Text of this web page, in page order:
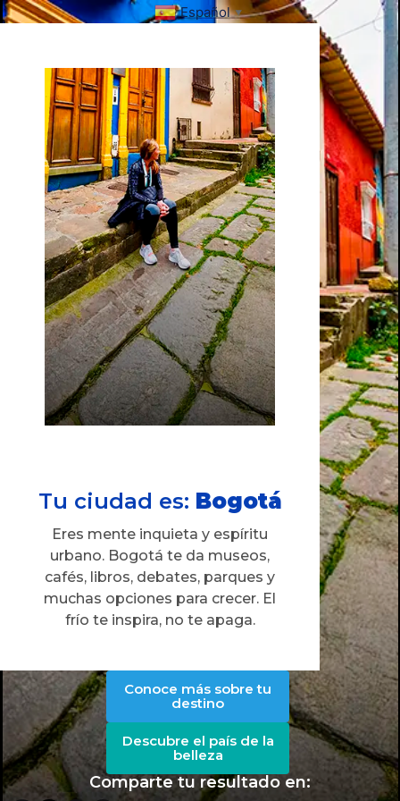
Español ▼
Tu ciudad es: Bogotá​​
Eres mente inquieta y espíritu
urbano. Bogotá te da museos,
cafés, libros, debates, parques y
muchas opciones para crecer. El
frío te inspira, no te apaga.
Conoce más sobre tu
destino
Descubre el país de la
belleza
Comparte tu resultado en: